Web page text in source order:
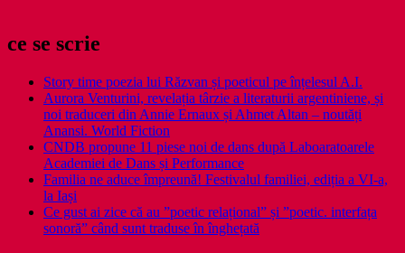
ce se scrie
Story time poezia lui Răzvan și poeticul pe înțelesul A.I.
Aurora Venturini, revelația târzie a literaturii argentiniene, și
noi traduceri din Annie Ernaux și Ahmet Altan – noutăți
Anansi. World Fiction
CNDB propune 11 piese noi de dans după Laboaratoarele
Academiei de Dans și Performance
Familia ne aduce împreună! Festivalul familiei, ediția a VI-a,
la Iași
Ce gust ai zice că au ”poetic relațional” și ”poetic. interfața
sonoră” când sunt traduse în înghețată